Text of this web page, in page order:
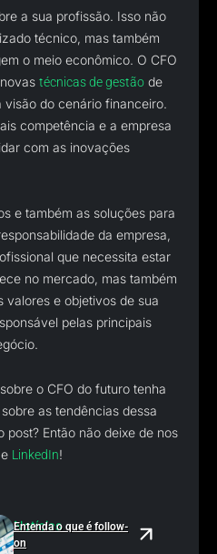
a sua profissão. Isso não
técnico, mas também
o meio econômico. O CFO
técnicas de gestão de
do cenário financeiro.
competência e a empresa
com as inovações
e também as soluções para
da empresa,
que necessita estar
no mercado, mas também
valores e objetivos de sua
pelas principais
o CFO do futuro tenha
as tendências dessa
post? Então não deixe de nos
e LinkedIn!
Notícias
Entenda o que é follow-
on